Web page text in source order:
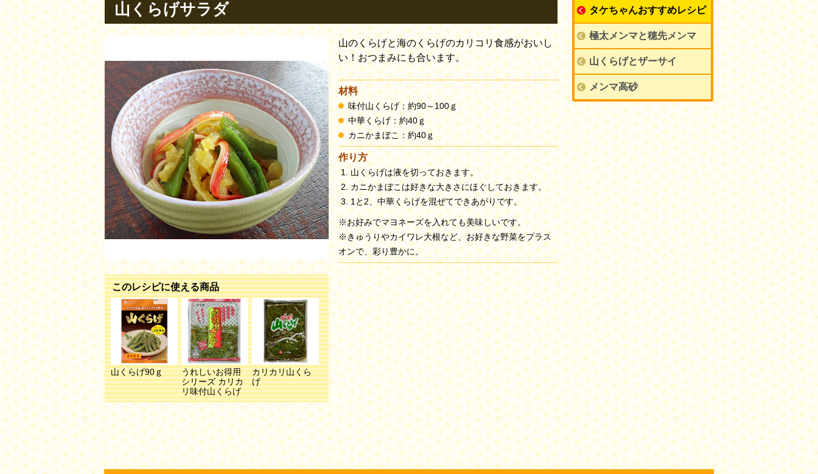
山くらげサラダ
このレシピに使える商品
山くらげ90ｇ
うれしいお得用
シリーズ カリカ
リ味付山くらげ
カリカリ山くら
げ
山のくらげと海のくらげのカリコリ食感がおいし
い！おつまみにも合います。
材料
味付山くらげ：約90～100ｇ
中華くらげ：約40ｇ
カニかまぼこ：約40ｇ
作り方
山くらげは液を切っておきます。
カニかまぼこは好きな大きさにほぐしておきます。
1と2、中華くらげを混ぜてできあがりです。
※お好みでマヨネーズを入れても美味しいです。
※きゅうりやカイワレ大根など、お好きな野菜をプラス
オンで、彩り豊かに。
タケちゃんおすすめレシピ
極太メンマと穂先メンマ
山くらげとザーサイ
メンマ高砂